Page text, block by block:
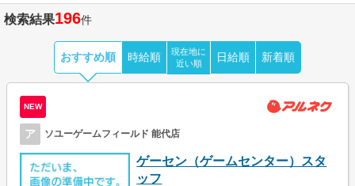
検索結果196件
おすすめ順 時給順
現在地に
近い順
日給順 新着順
NEW
ア ソユーゲームフィールド 能代店
ゲーセン（ゲームセンター）スタ
ッフ